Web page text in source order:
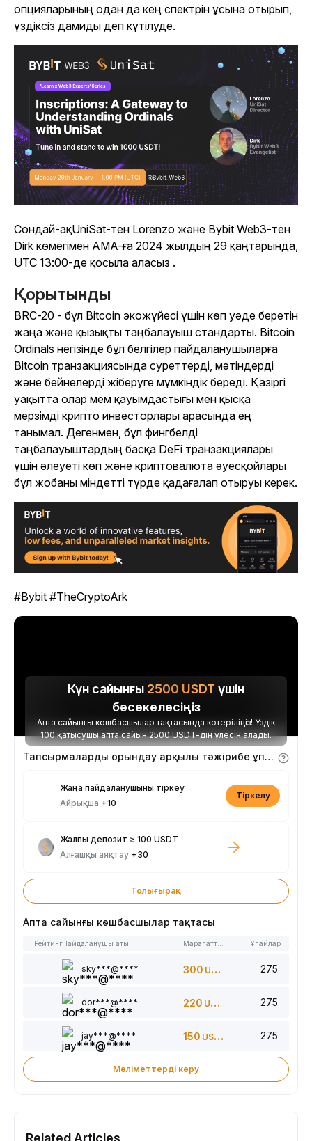
опцияларының одан да кең спектрін ұсына отырып,
үздіксіз дамиды деп күтілуде.
Сондай-ақUniSat-тен Lorenzo және Bybit Web3-тен
Dirk көмегімен AMA-ға 2024 жылдың 29 қаңтарында,
UTC 13:00-де қосыла аласыз .
Қорытынды
BRC-20 - бұл Bitcoin экожүйесі үшін көп уәде беретін
жаңа және қызықты таңбалауыш стандарты. Bitcoin
Ordinals негізінде бұл белгілер пайдаланушыларға
Bitcoin транзакциясында суреттерді, мәтіндерді
және бейнелерді жіберуге мүмкіндік береді. Қазіргі
уақытта олар мем қауымдастығы мен қысқа
мерзімді крипто инвесторлары арасында ең
танымал. Дегенмен, бұл фингбелді
таңбалауыштардың басқа DeFi транзакциялары
үшін әлеуеті көп және криптовалюта әуесқойлары
бұл жобаны міндетті түрде қадағалап отыруы керек.
#Bybit #TheCryptoArk
Күн сайынғы 2500 USDT үшін
бәсекелесіңіз
Апта сайынғы көшбасшылар тақтасында көтеріліңіз! Үздік
100 қатысушы апта сайын 2500 USDT-дің үлесін алады.
Тапсырмаларды орындау арқылы тәжірибе ұпайларын алыңыз
Жаңа пайдаланушыны тіркеу
Айрықша +10
Тіркелу
Жалпы депозит ≥ 100 USDT
Алғашқы аяқтау +30
Толығырақ
Апта сайынғы көшбасшылар тақтасы
РейтингПайдаланушы аты Ұпайлар
sky***@**** 300 USDT 275
dor***@**** 220 USDT 275
jay***@**** 150 USDT 275
Мәліметтерді көру
Related Articles